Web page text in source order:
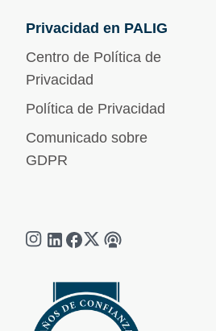
Privacidad en PALIG
Centro de Política de
Privacidad
Política de Privacidad
Comunicado sobre
GDPR